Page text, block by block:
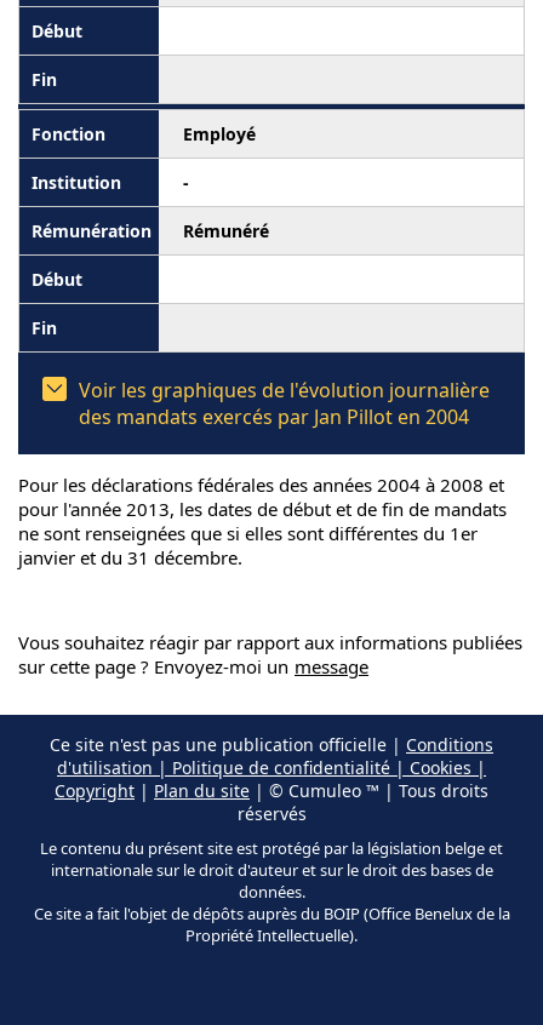
Employé
-
Rémunéré
Voir les graphiques de l'évolution journalière
des mandats exercés par Jan Pillot en 2004
Pour les déclarations fédérales des années 2004 à 2008 et
pour l'année 2013, les dates de début et de fin de mandats
ne sont renseignées que si elles sont différentes du 1er
janvier et du 31 décembre.
Vous souhaitez réagir par rapport aux informations publiées
sur cette page ? Envoyez-moi un message
Ce site n'est pas une publication officielle | Conditions
d'utilisation | Politique de confidentialité | Cookies |
Copyright | Plan du site | © Cumuleo ™ | Tous droits
réservés
Le contenu du présent site est protégé par la législation belge et
internationale sur le droit d'auteur et sur le droit des bases de
données.
Ce site a fait l'objet de dépôts auprès du BOIP (Office Benelux de la
Propriété Intellectuelle).